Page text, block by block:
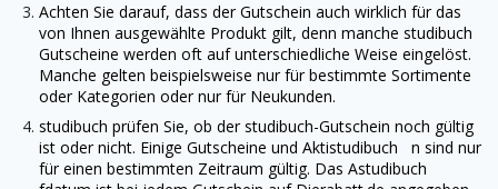
Achten Sie darauf, dass der Gutschein auch wirklich für das
von Ihnen ausgewählte Produkt gilt, denn manche studibuch
Gutscheine werden oft auf unterschiedliche Weise eingelöst.
Manche gelten beispielsweise nur für bestimmte Sortimente
oder Kategorien oder nur für Neukunden.
studibuch prüfen Sie, ob derstudibuch-Gutschein noch gültig
ist oder nicht. Einige Gutscheine und Aktistudibuch n sind nur
für einen bestimmten Zeitraum gültig. Das Astudibuch